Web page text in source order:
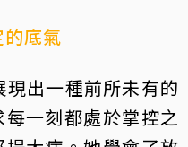
底氣
出一種前所未有的
每一刻都處於掌控之